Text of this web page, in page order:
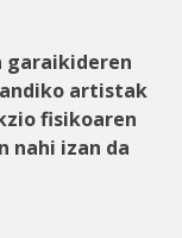
garaikideren
artistak
fisikoaren
nahi izan da